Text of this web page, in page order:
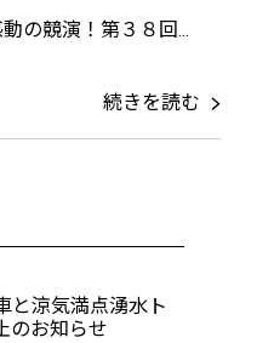
の競演！第３８回...
続きを読む
と涼気満点湧水ト
のお知らせ